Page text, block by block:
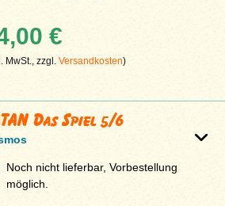
€
MwSt., zzgl.Versandkosten)
Das Spiel 5/6
Noch nicht lieferbar, Vorbestellung
möglich.